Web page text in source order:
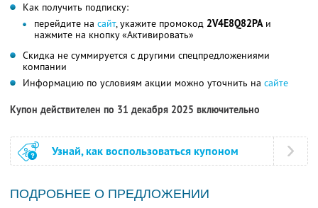
Как получить подписку:
перейдите на сайт, укажите промокод 2V4E8Q82PAи
нажмите на кнопку «Активировать»
Скидка не суммируется с другими спецпредложениями
компании
Информацию по условиям акции можно уточнить на сайте
Купон действителен по 31 декабря 2025 включительно
Узнай, как воспользоваться купоном
ПОДРОБНЕЕ О ПРЕДЛОЖЕНИИ